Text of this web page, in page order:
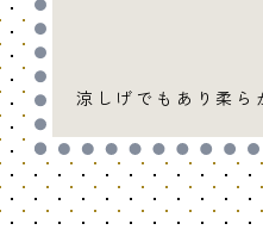
涼しげでもあり柔ら